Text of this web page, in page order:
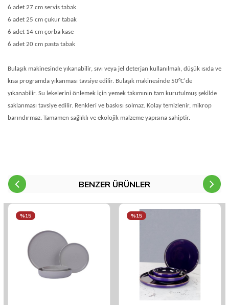
6 adet 27 cm servis tabak
6 adet 25 cm çukur tabak
6 adet 14 cm çorba kase
6 adet 20 cm pasta tabak
Bulaşık makinesinde yıkanabilir, sıvı veya jel deterjan kullanılmalı, düşük ısıda ve
kısa programda yıkanması tavsiye edilir. Bulaşık makinesinde 50°C'de
yıkanabilir. Su lekelerini önlemek için yemek takımının tam kurutulmuş şekilde
saklanması tavsiye edilir. Renkleri ve baskısı solmaz. Kolay temizlenir, mikrop
barındırmaz. Tamamen sağlıklı ve ekolojik malzeme yapısına sahiptir.
BENZER ÜRÜNLER
%15 %15